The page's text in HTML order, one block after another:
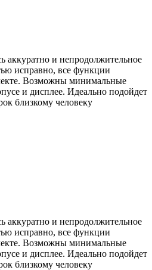
аккуратно и непродолжительное
исправно, все функции
Возможны минимальные
и дисплее. Идеально подойдет
близкому человеку
аккуратно и непродолжительное
исправно, все функции
Возможны минимальные
и дисплее. Идеально подойдет
близкому человеку